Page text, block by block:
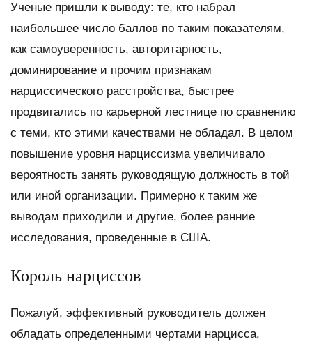
Ученые пришли к выводу: те, кто набрал
наибольшее число баллов по таким показателям,
как самоуверенность, авторитарность,
доминирование и прочим признакам
нарциссического расстройства, быстрее
продвигались по карьерной лестнице по сравнению
с теми, кто этими качествами не обладал. В целом
повышение уровня нарциссизма увеличивало
вероятность занять руководящую должность в той
или иной организации. Примерно к таким же
выводам приходили и другие, более ранние
исследования, проведенные в США.
Король нарциссов
Пожалуй, эффективный руководитель должен
обладать определенными чертами нарцисса,